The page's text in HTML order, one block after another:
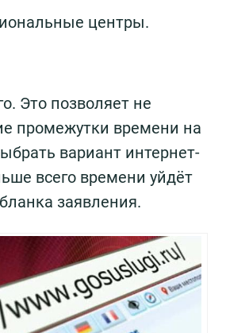
центры.
Это позволяет не
промежутки времени на
вариант интернет-
всего времени уйдёт
заявления.